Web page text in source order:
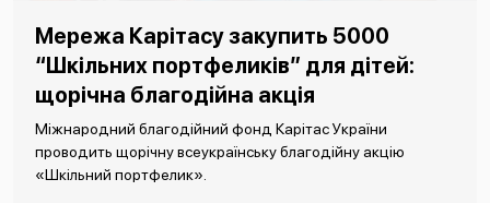
Мережа Карітасу закупить 5000
“Шкільних портфеликів” для дітей:
щорічна благодійна акція
Міжнародний благодійний фонд Карітас України
проводить щорічну всеукраїнську благодійну акцію
«Шкільний портфелик».